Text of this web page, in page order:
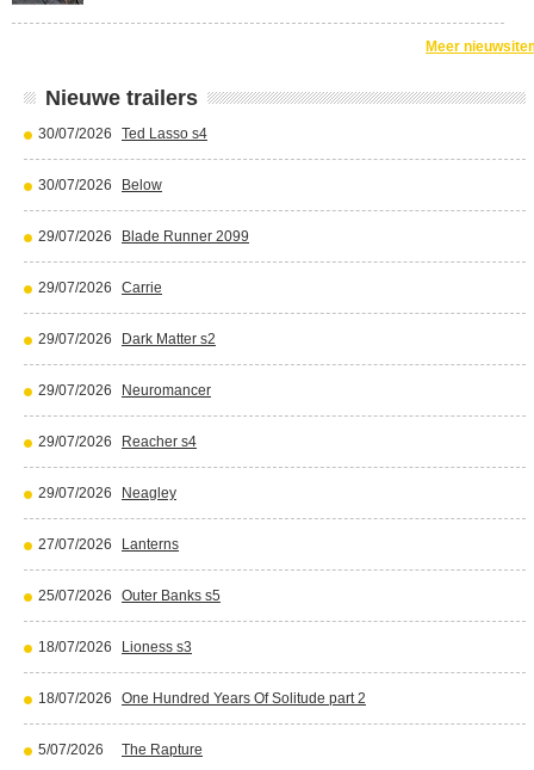
Meer
Nieuwe trailers
30/07/2026 Ted Lasso s4
30/07/2026 Below
29/07/2026 Blade Runner 2099
29/07/2026 Carrie
29/07/2026 Dark Matter s2
29/07/2026 Neuromancer
29/07/2026 Reacher s4
29/07/2026 Neagley
27/07/2026 Lanterns
25/07/2026 Outer Banks s5
18/07/2026 Lioness s3
18/07/2026 One Hundred Years Of Solitude part 2
5/07/2026 The Rapture